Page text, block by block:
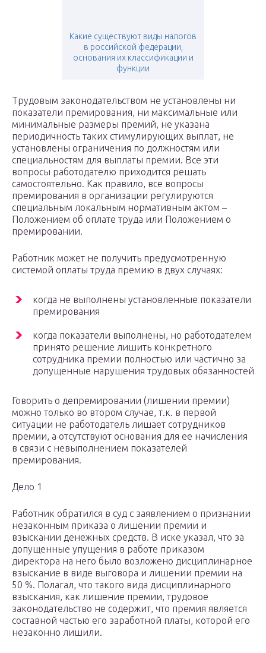
Какие существуют виды налогов
в российской федерации,
основания их классификации и
функции
Трудовым законодательством не установлены ни
показатели премирования, ни максимальные или
минимальные размеры премий, не указана
периодичность таких стимулирующих выплат, не
установлены ограничения по должностям или
специальностям для выплаты премии. Все эти
вопросы работодателю приходится решать
самостоятельно. Как правило, все вопросы
премирования в организации регулируются
специальным локальным нормативным актом –
Положением об оплате труда или Положением о
премировании.
Работник может не получить предусмотренную
системой оплаты труда премию в двух случаях:
когда не выполнены установленные показатели
премирования
когда показатели выполнены, но работодателем
принято решение лишить конкретного
сотрудника премии полностью или частично за
допущенные нарушения трудовых обязанностей
Говорить о депремировании (лишении премии)
можно только во втором случае, т.к. в первой
ситуации не работодатель лишает сотрудников
премии, а отсутствуют основания для ее начисления
в связи с невыполнением показателей
премирования.
Дело 1
Работник обратился в суд с заявлением о признании
незаконным приказа о лишении премии и
взыскании денежных средств. В иске указал, что за
допущенные упущения в работе приказом
директора на него было возложено дисциплинарное
взыскание в виде выговора и лишении премии на
50 %. Полагал, что такого вида дисциплинарного
взыскания, как лишение премии, трудовое
законодательство не содержит, что премия является
составной частью его заработной платы, которой его
незаконно лишили.